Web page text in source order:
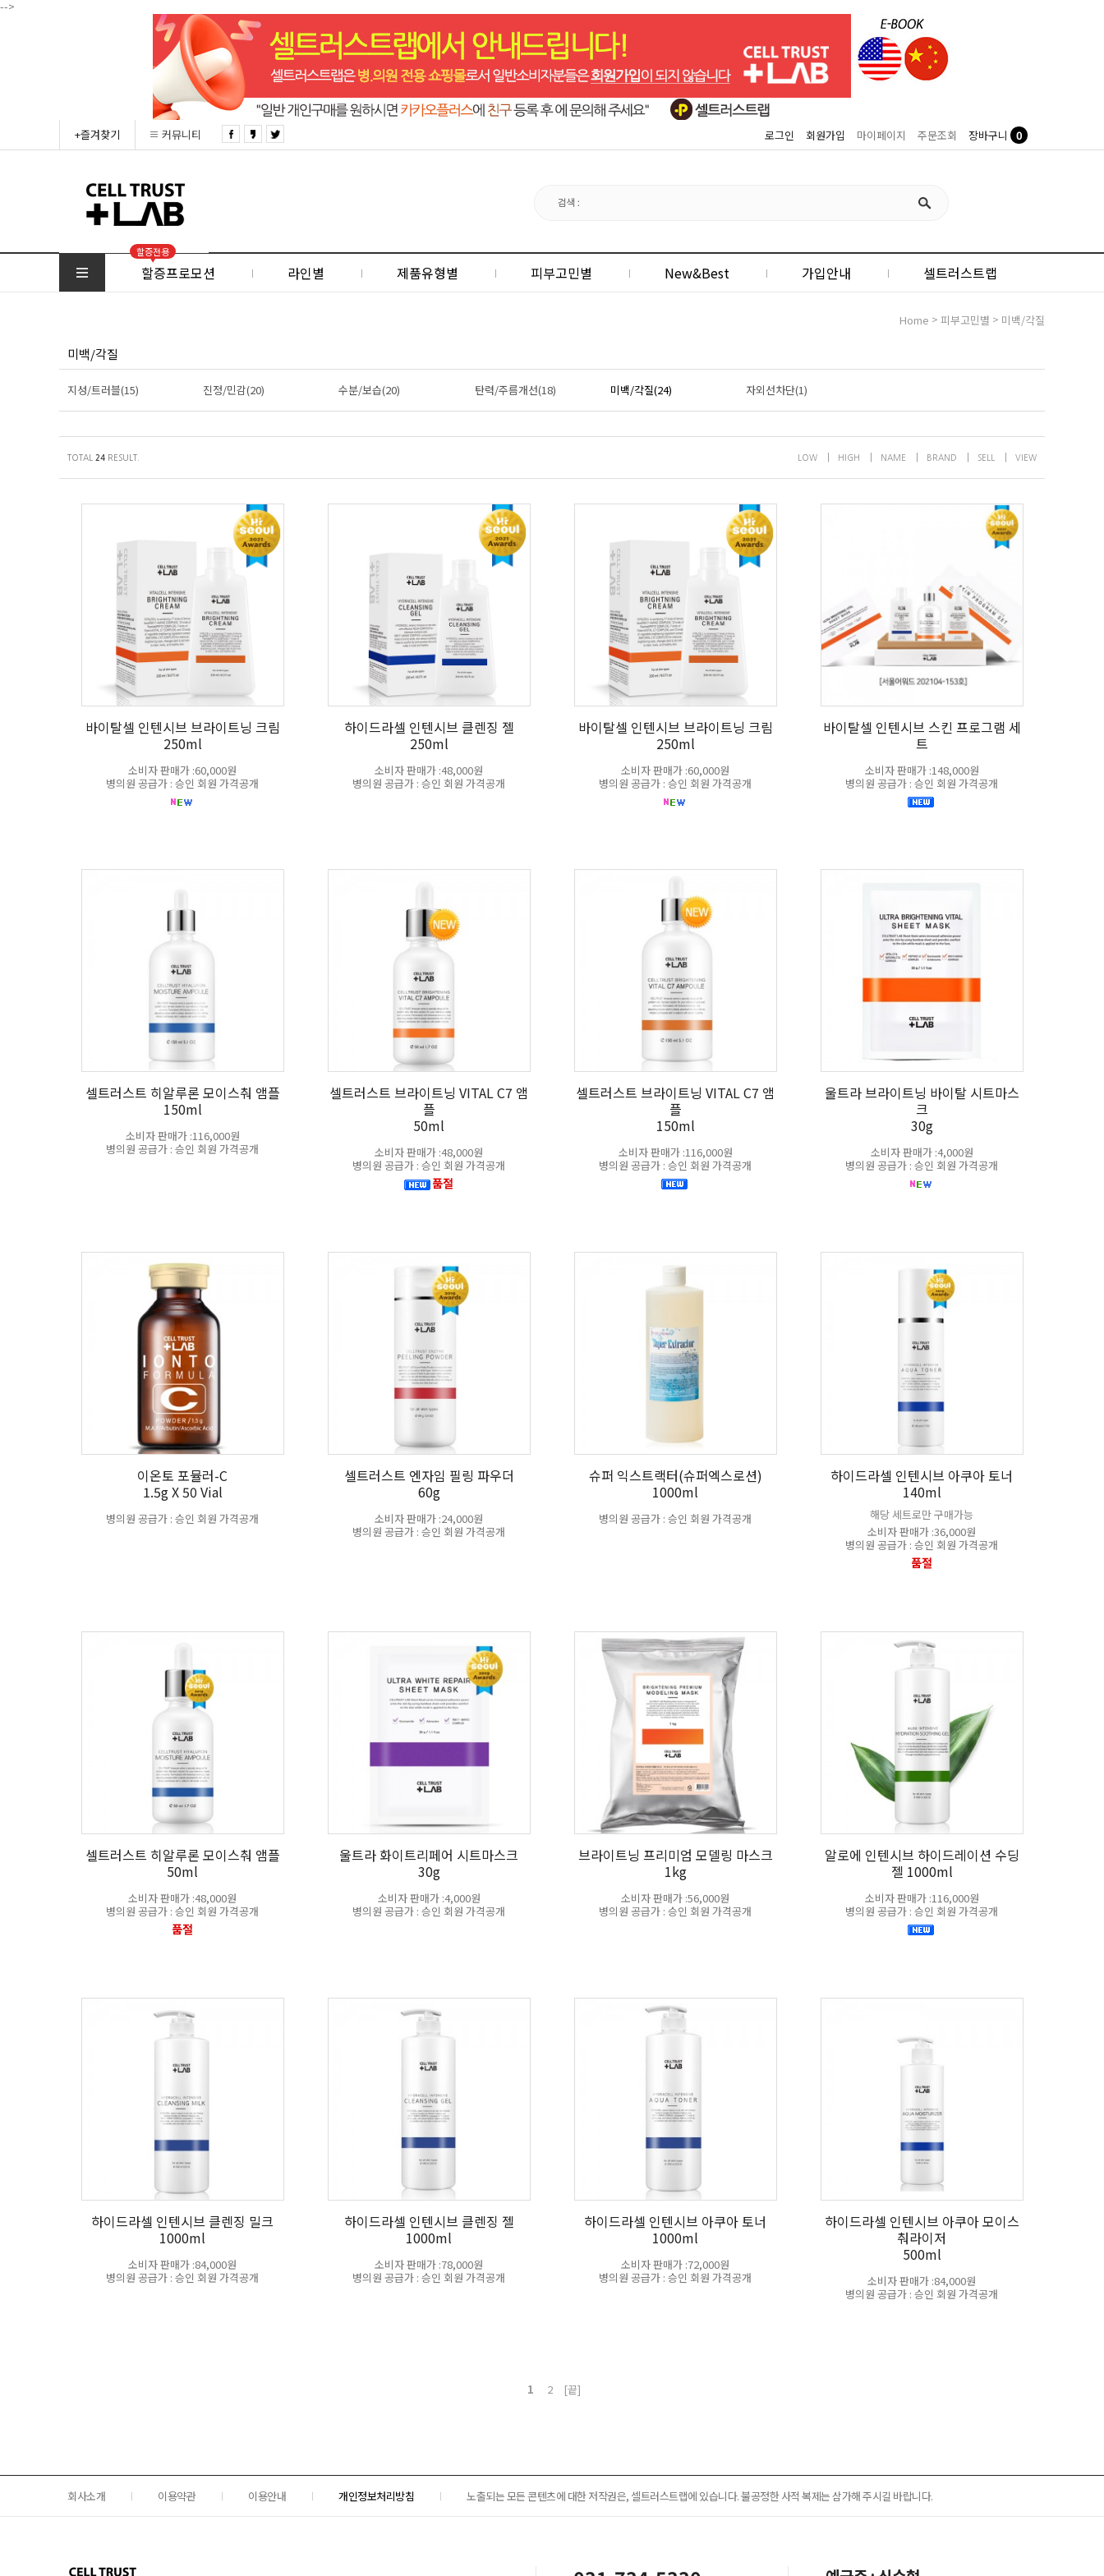
-->
+즐겨찾기 커뮤니티 로그인 회원가입 마이페이지 주문조회 장바구니 0
할증전용
할증프로모션 라인별 제품유형별 피부고민별 New&Best 가입안내 셀트러스트랩
Home > 피부고민별 > 미백/각질
미백/각질
지성/트러블(15) 진정/민감(20) 수분/보습(20) 탄력/주름개선(18) 미백/각질(24) 자외선차단(1)
TOTAL 24 RESULT. LOW HIGH NAME BRAND SELL VIEW
바이탈셀 인텐시브 브라이트닝 크림
250ml
소비자 판매가 :60,000원
병의원 공급가 : 승인 회원 가격공개
하이드라셀 인텐시브 클렌징 젤
250ml
소비자 판매가 :48,000원
병의원 공급가 : 승인 회원 가격공개
바이탈셀 인텐시브 브라이트닝 크림
250ml
소비자 판매가 :60,000원
병의원 공급가 : 승인 회원 가격공개
바이탈셀 인텐시브 스킨 프로그램 세
트
소비자 판매가 :148,000원
병의원 공급가 : 승인 회원 가격공개
셀트러스트 히알루론 모이스춰 앰플
150ml
소비자 판매가 :116,000원
병의원 공급가 : 승인 회원 가격공개
셀트러스트 브라이트닝 VITAL C7 앰
플
50ml
소비자 판매가 :48,000원
병의원 공급가 : 승인 회원 가격공개
품절
셀트러스트 브라이트닝 VITAL C7 앰
플
150ml
소비자 판매가 :116,000원
병의원 공급가 : 승인 회원 가격공개
울트라 브라이트닝 바이탈 시트마스
크
30g
소비자 판매가 :4,000원
병의원 공급가 : 승인 회원 가격공개
이온토 포뮬러-C
1.5g X 50 Vial
병의원 공급가 : 승인 회원 가격공개
셀트러스트 엔자임 필링 파우더
60g
소비자 판매가 :24,000원
병의원 공급가 : 승인 회원 가격공개
슈퍼 익스트랙터(슈퍼엑스로션)
1000ml
병의원 공급가 : 승인 회원 가격공개
하이드라셀 인텐시브 아쿠아 토너
140ml
해당 세트로만 구매가능
소비자 판매가 :36,000원
병의원 공급가 : 승인 회원 가격공개
품절
셀트러스트 히알루론 모이스춰 앰플
50ml
소비자 판매가 :48,000원
병의원 공급가 : 승인 회원 가격공개
품절
울트라 화이트리페어 시트마스크
30g
소비자 판매가 :4,000원
병의원 공급가 : 승인 회원 가격공개
브라이트닝 프리미엄 모델링 마스크
1kg
소비자 판매가 :56,000원
병의원 공급가 : 승인 회원 가격공개
알로에 인텐시브 하이드레이션 수딩
젤 1000ml
소비자 판매가 :116,000원
병의원 공급가 : 승인 회원 가격공개
하이드라셀 인텐시브 클렌징 밀크
1000ml
소비자 판매가 :84,000원
병의원 공급가 : 승인 회원 가격공개
하이드라셀 인텐시브 클렌징 젤
1000ml
소비자 판매가 :78,000원
병의원 공급가 : 승인 회원 가격공개
하이드라셀 인텐시브 아쿠아 토너
1000ml
소비자 판매가 :72,000원
병의원 공급가 : 승인 회원 가격공개
하이드라셀 인텐시브 아쿠아 모이스
춰라이저
500ml
소비자 판매가 :84,000원
병의원 공급가 : 승인 회원 가격공개
1 2 [끝]
회사소개 이용약관 이용안내 개인정보처리방침 노출되는 모든 콘텐츠에 대한 저작권은, 셀트러스트랩에 있습니다. 불공정한 사적 복제는 삼가해 주시길 바랍니다.